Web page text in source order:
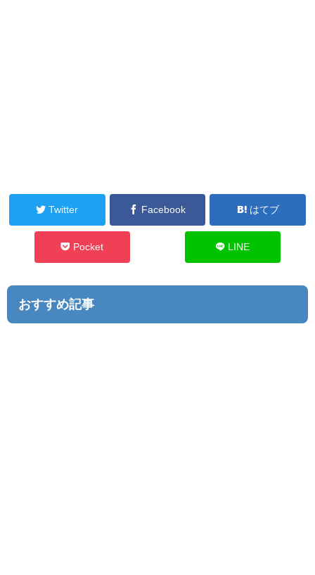
Twitter Facebook はてブ
Pocket LINE
おすすめ記事